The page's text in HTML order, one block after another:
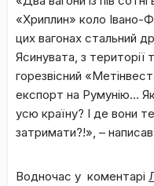
«Хриплин» коло Івано-
цих вагонах стальний
Ясинувата, з території
горезвісний
експорт на Румунію…
усю країну? І де вони
затримати?!», –
Водночас у коментарі